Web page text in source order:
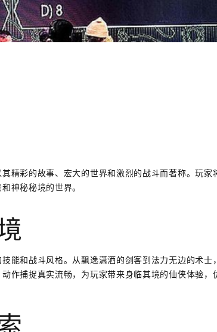
精彩的故事、宏大的世界和激烈的战斗而著称。玩家
神秘秘境的世界。
能和战斗风格。从飘逸潇洒的剑客到法力无边的术士
作捕捉真实流畅，为玩家带来身临其境的仙侠体验，